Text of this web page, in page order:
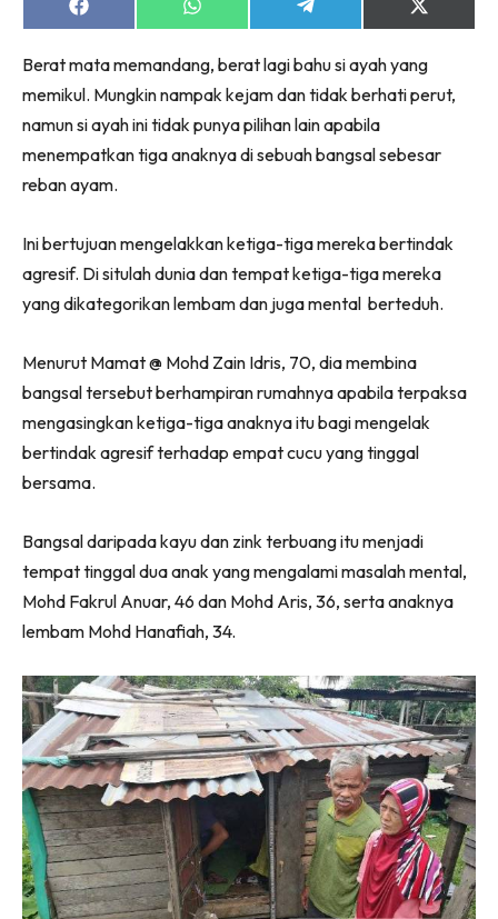
Share
on
Share
on
Share
on
Share
on
(Twitter)
Berat mata memandang, berat lagi bahu si ayah yang
memikul. Mungkin nampak kejam dan tidak berhati perut,
namun si ayah ini tidak punya pilihan lain apabila
menempatkan tiga anaknya di sebuah bangsal sebesar
reban ayam.
Ini bertujuan mengelakkan ketiga-tiga mereka bertindak
agresif. Di situlah dunia dan tempat ketiga-tiga mereka
yang dikategorikan lembam dan juga mental berteduh.
Menurut Mamat @ Mohd Zain Idris, 70, dia membina
bangsal tersebut berhampiran rumahnya apabila terpaksa
mengasingkan ketiga-tiga anaknya itu bagi mengelak
bertindak agresif terhadap empat cucu yang tinggal
bersama.
Bangsal daripada kayu dan zink terbuang itu menjadi
tempat tinggal dua anak yang mengalami masalah mental,
Mohd Fakrul Anuar, 46 dan Mohd Aris, 36, serta anaknya
lembam Mohd Hanafiah, 34.